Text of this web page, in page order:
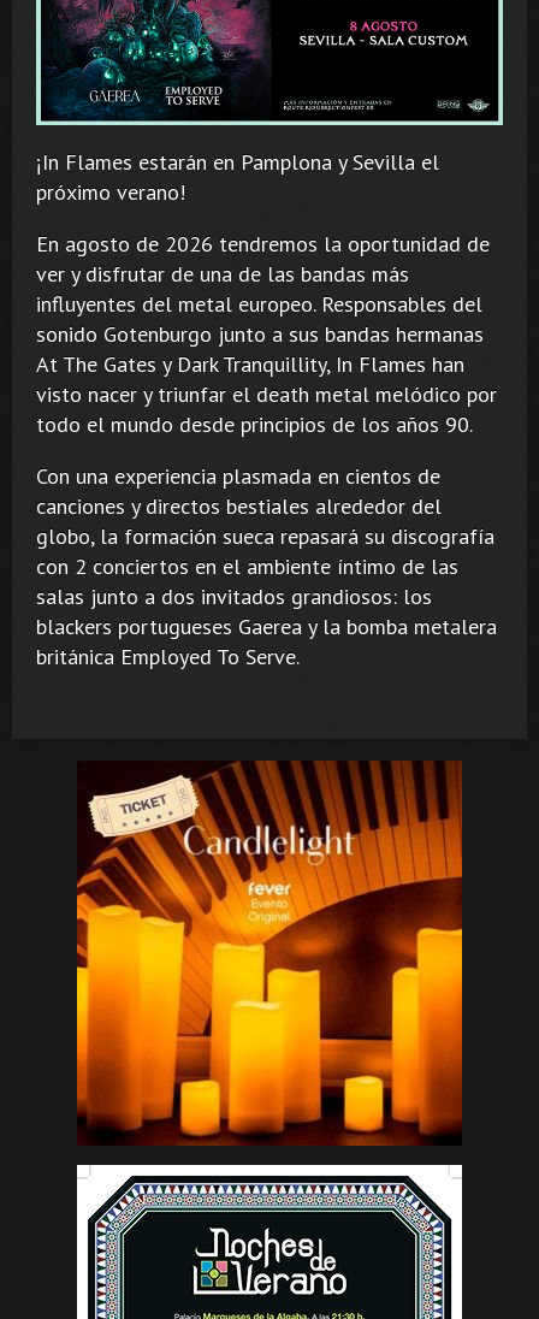
¡In Flames estarán en Pamplona y Sevilla el
próximo verano!
En agosto de 2026 tendremos la oportunidad de
ver y disfrutar de una de las bandas más
influyentes del metal europeo. Responsables del
sonido Gotenburgo junto a sus bandas hermanas
At The Gates y Dark Tranquillity, In Flames han
visto nacer y triunfar el death metal melódico por
todo el mundo desde principios de los años 90.
Con una experiencia plasmada en cientos de
canciones y directos bestiales alrededor del
globo, la formación sueca repasará su discografía
con 2 conciertos en el ambiente íntimo de las
salas junto a dos invitados grandiosos: los
blackers portugueses Gaerea y la bomba metalera
británica Employed To Serve.